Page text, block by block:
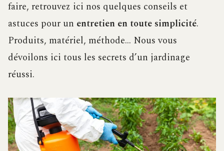
faire, retrouvez ici nos quelques conseils et
astuces pour un entretien en toute simplicité.
Produits, matériel, méthode… Nous vous
dévoilons ici tous les secrets d’un jardinage
réussi.